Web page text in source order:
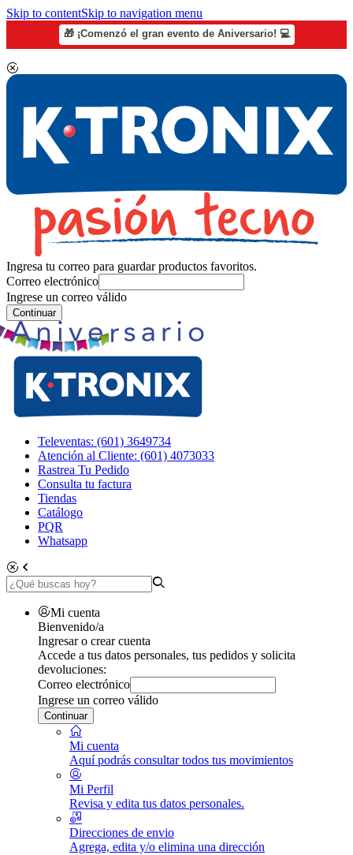
Skip to contentSkip to navigation menu
🎁 ¡Comenzó el gran evento de Aniversario! 💻
Ingresa tu correo para guardar productos favoritos.
Correo electrónico
Ingrese un correo válido
Continuar
Televentas: (601) 3649734
Atención al Cliente: (601) 4073033
Rastrea Tu Pedido
Consulta tu factura
Tiendas
Catálogo
PQR
Whatsapp
Mi cuenta
Bienvenido/a
Ingresar o crear cuenta
Accede a tus datos personales, tus pedidos y solicita
devoluciones:
Correo electrónico
Ingrese un correo válido
Continuar
Mi cuenta
Aquí podrás consultar todos tus movimientos
Mi Perfil
Revisa y edita tus datos personales.
Direcciones de envio
Agrega, edita y/o elimina una dirección